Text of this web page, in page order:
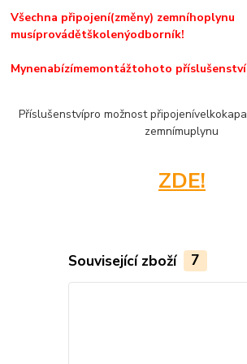
Všechna připojení(změny) zemníhoplynu
musíprovádětškolenýodborník!
Mynenabízímemontážtohoto příslušenství
Příslušenstvípro možnost připojení
zemnímuplynu
ZDE!
Související zboží 7